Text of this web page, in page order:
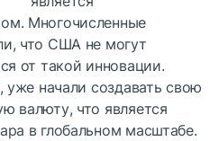
Многочисленные
что США не могут
от такой инновации.
уже начали создавать свою
валюту, что является
в глобальном масштабе.